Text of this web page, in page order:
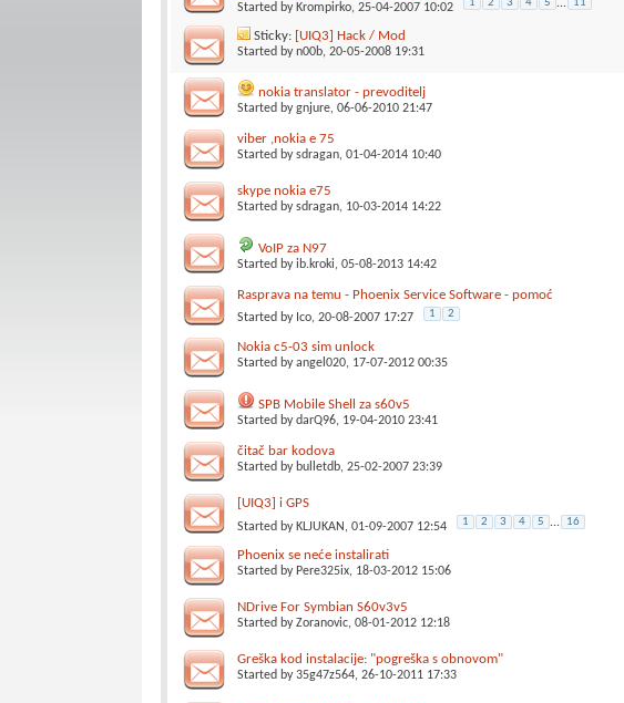
Started by Krompirko, 25-04-2007 10:02 1 2 3 4 5 ... 11
Sticky: [UIQ3] Hack / Mod
Started byn00b, 20-05-2008 19:31
nokia translator - prevoditelj
Started bygnjure, 06-06-2010 21:47
viber ,nokia e 75
Started bysdragan, 01-04-2014 10:40
skype nokia e75
Started bysdragan, 10-03-2014 14:22
VoIP za N97
Started byib.kroki, 05-08-2013 14:42
Rasprava na temu - Phoenix Service Software - pomoć
Started by Ico, 20-08-2007 17:27 1 2
Nokia c5-03 sim unlock
Started byangel020, 17-07-2012 00:35
SPB Mobile Shell za s60v5
Started bydarQ96, 19-04-2010 23:41
čitač bar kodova
Started by bulletdb, 25-02-2007 23:39
[UIQ3] i GPS
Started by KLJUKAN , 01-09-2007 12:54 1 2 3 4 5 ... 16
Phoenix se neće instalirati
Started by Pere325ix, 18-03-2012 15:06
NDrive For Symbian S60v3v5
Started byZoranovic, 08-01-2012 12:18
Greška kod instalacije: "pogreška s obnovom"
Started by35g47z564, 26-10-2011 17:33